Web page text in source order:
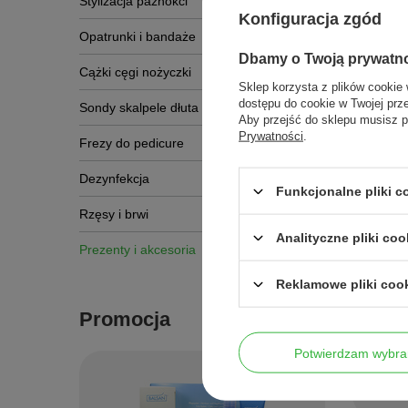
Opatrunki i bandaże
Cążki cęgi nożyczki
Sondy skalpele dłuta
Frezy do pedicure
Dezynfekcja
Rzęsy i brwi
Prezenty i akcesoria
Promocja
To
Nail Art,
Konfiguracja zgód
Dbamy o Twoją
Sklep korzysta z plików cookie
dostępu do cookie w Twojej
Aby przejść do sklepu musisz
Prywatności
Funkcjonalne pliki
Analityczne pliki
Reklamowe pliki
Potwierdzam